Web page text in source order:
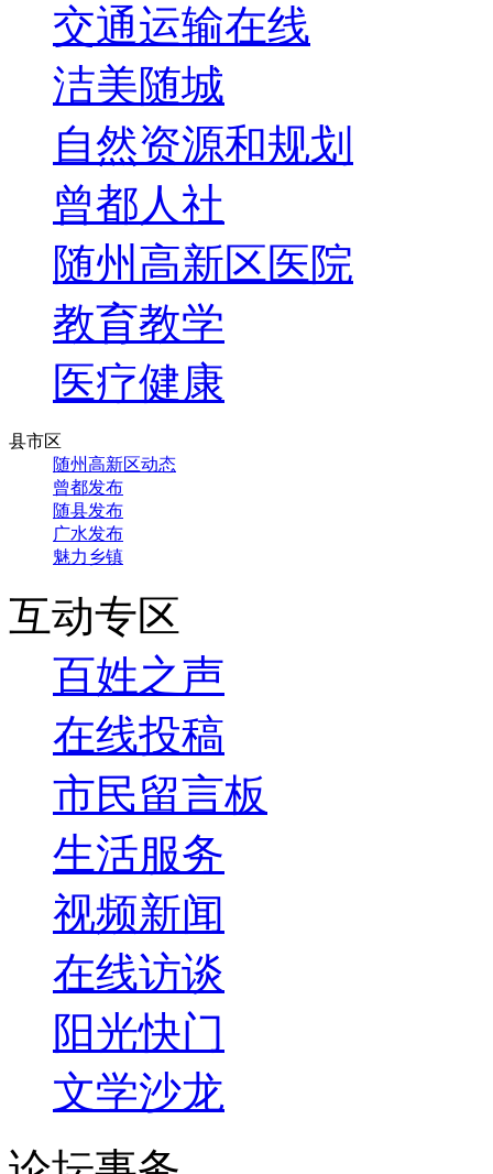
交通运输在线
洁美随城
自然资源和规划
曾都人社
随州高新区医院
教育教学
医疗健康
县市区
随州高新区动态
曾都发布
随县发布
广水发布
魅力乡镇
互动专区
百姓之声
在线投稿
市民留言板
生活服务
视频新闻
在线访谈
阳光快门
文学沙龙